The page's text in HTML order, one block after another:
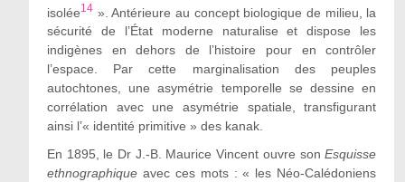
isolée14». Antérieure au concept biologique de milieu, la
sécurité de l’État moderne naturalise et dispose les
indigènes en dehors de l’histoire pour en contrôler
l’espace. Par cette marginalisation des peuples
autochtones, une asymétrie temporelle se dessine en
corrélation avec une asymétrie spatiale, transfigurant
ainsi l’« identité primitive » des kanak.
En 1895, le Dr J.-B. Maurice Vincent ouvre sonEsquisse
ethnographiqueavec ces mots : « les Néo-Calédoniens